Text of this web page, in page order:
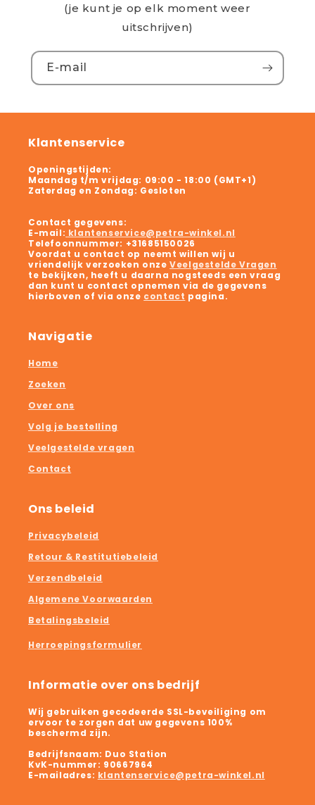
(je kunt je op elk moment weer
uitschrijven)
E‑mail
Klantenservice
Openingstijden:
Maandag t/m vrijdag: 09:00 - 18:00 (GMT+1)
Zaterdag en Zondag: Gesloten
Contact gegevens:
E-mail: klantenservice@petra-winkel.nl
Telefoonnummer: +31685150026
Voordat u contact op neemt willen wij u
vriendelijk verzoeken onzeVeelgestelde Vragen
te bekijken, heeft u daarna nogsteeds een vraag
dan kunt u contact opnemen via de gegevens
hierboven of via onze contact pagina.
Navigatie
Home
Zoeken
Over ons
Volg je bestelling
Veelgestelde vragen
Contact
Ons beleid
Privacybeleid
Retour & Restitutiebeleid
Verzendbeleid
Algemene Voorwaarden
Betalingsbeleid
Herroepingsformulier
Informatie over ons bedrijf
Wij gebruiken gecodeerde SSL-beveiliging om
ervoor te zorgen dat uw gegevens 100%
beschermd zijn.
Bedrijfsnaam: Duo Station
KvK-nummer: 90667964
E-mailadres: klantenservice@petra-winkel.nl